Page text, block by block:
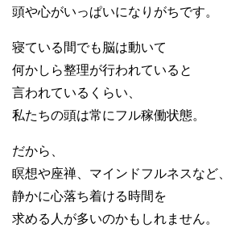
頭や心がいっぱいになりがちです。
寝ている間でも脳は動いて
何かしら整理が行われていると
言われているくらい、
私たちの頭は常にフル稼働状態。
だから、
瞑想や座禅、マインドフルネスなど、
静かに心落ち着ける時間を
求める人が多いのかもしれません。